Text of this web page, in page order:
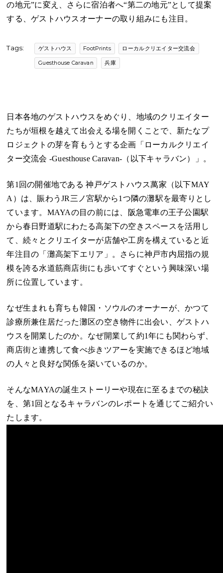
の地元”に変え、さらに宿泊者へ“第二の地元”として提案
する、ゲストハウスオーナーの取り組みにも注目。
Tags: ゲストハウス FootPrints ローカルクリエイター交流会
Guesthouse Caravan 兵庫
日本各地のゲストハウスをめぐり、地域のクリエイター
たちが垣根を越えて出会える場を開くことで、新たなプ
ロジェクトの芽を育もうとする企画「ローカルクリエイ
ター交流会 -Guesthouse Caravan-（以下キャラバン）」。
第1回の開催地である神戸ゲストハウス萬家 （以下MAY
A）は、賑わうJR三ノ宮駅から1つ隣の灘駅を最寄りとし
ています。MAYAの目の前には、阪急電車の王子公園駅
から春日野道駅にわたる高架下の空きスペースを活用し
て、続々とクリエイターが店舗や工房を構えていると近
年注目の「 灘高架下エリア 」。さらに神戸市内屈指の規
模を誇る水道筋商店街にも歩いてすぐという興味深い場
所に位置しています。
なぜ生まれも育ちも韓国・ソウルのオーナーが、かつて
診療所兼住居だった灘区の空き物件に出会い、ゲストハ
ウスを開業したのか。なぜ開業して約1年にも関わらず、
商店街と連携して食べ歩きツアーを実施できるほど地域
の人々と良好な関係を築いているのか。
そんなMAYAの誕生ストーリーや現在に至るまでの秘訣
を、第1回となるキャラバンのレポートを通じてご紹介い
たします。